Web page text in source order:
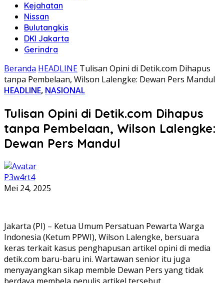
Kejahatan
Nissan
Bulutangkis
DKI Jakarta
Gerindra
Beranda HEADLINE Tulisan Opini di Detik.com Dihapus
tanpa Pembelaan, Wilson Lalengke: Dewan Pers Mandul
HEADLINE, NASIONAL
Tulisan Opini di Detik.com Dihapus
tanpa Pembelaan, Wilson Lalengke:
Dewan Pers Mandul
P3w4rt4
Mei 24, 2025
Jakarta (PI) – Ketua Umum Persatuan Pewarta Warga
Indonesia (Ketum PPWI), Wilson Lalengke, bersuara
keras terkait kasus penghapusan artikel opini di media
detik.com baru-baru ini. Wartawan senior itu juga
menyayangkan sikap memble Dewan Pers yang tidak